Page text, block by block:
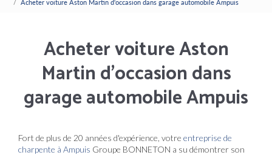
Acheter voiture Aston Martin d'occasion dans garage automobile Ampuis
Acheter voiture Aston
Martin d'occasion dans
garage automobile Ampuis
Fort de plus de 20 années d'expérience, votre entreprise de
charpente à Ampuis Groupe BONNETON a su démontrer son